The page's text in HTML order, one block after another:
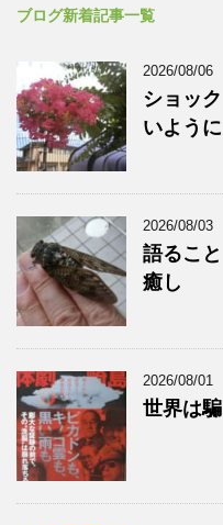
ブログ新着記事一覧
2026/08/06
ショッ
いように
2026/08/03
語るこ
癒し
2026/08/01
世界は